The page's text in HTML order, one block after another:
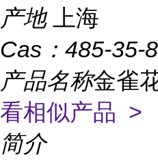
产地
上海
Cas： 485-35-8
产品名称金雀
看相似产品 >
简介